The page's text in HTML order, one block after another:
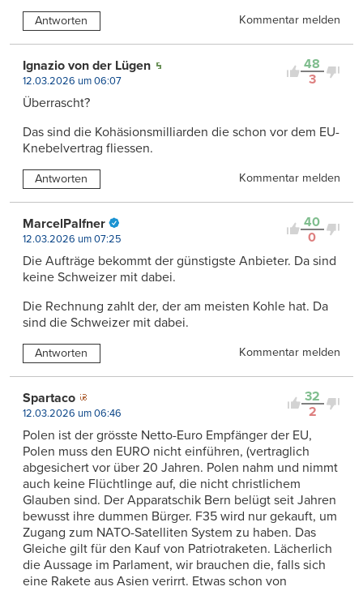
Antworten Kommentar melden
48
3
Ignazio von der Lügen
12.03.2026 um 06:07
Überrascht?
Das sind die Kohäsionsmilliarden die schon vor dem EU-
Knebelvertrag fliessen.
Antworten Kommentar melden
40
0
MarcelPalfner
12.03.2026 um 07:25
Die Aufträge bekommt der günstigste Anbieter. Da sind
keine Schweizer mit dabei.
Die Rechnung zahlt der, der am meisten Kohle hat. Da
sind die Schweizer mit dabei.
Antworten Kommentar melden
32
2
Spartaco
12.03.2026 um 06:46
Polen ist der grösste Netto-Euro Empfänger der EU,
Polen muss den EURO nicht einführen, (vertraglich
abgesichert vor über 20 Jahren. Polen nahm und nimmt
auch keine Flüchtlinge auf, die nicht christlichem
Glauben sind. Der Apparatschik Bern belügt seit Jahren
bewusst ihre dummen Bürger. F35 wird nur gekauft, um
Zugang zum NATO-Satelliten System zu haben. Das
Gleiche gilt für den Kauf von Patriotraketen. Lächerlich
die Aussage im Parlament, wir brauchen die, falls sich
eine Rakete aus Asien verirrt. Etwas schon von